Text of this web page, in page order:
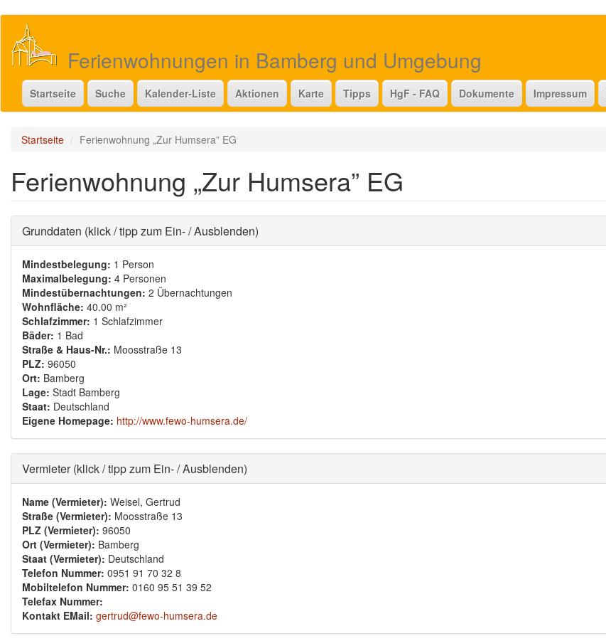
Direkt
Inhalt
Ferienwohnungen in Bamberg und Umgebung
Startseite Suche Kalender-Liste Aktionen Karte Tipps HgF - FAQ Dokumente Impressum
Startseite Ferienwohnung „Zur Humsera” EG
Ferienwohnung „Zur Humsera” EG
Ausblenden
Grunddaten (klick / tipp zum Ein- / Ausblenden)
Mindestbelegung: 1 Person
Maximalbelegung: 4 Personen
Mindestübernachtungen: 2 Übernachtungen
Wohnfläche: 40.00 m²
Schlafzimmer: 1 Schlafzimmer
Bäder: 1 Bad
Straße & Haus-Nr.: Moosstraße 13
PLZ: 96050
Ort: Bamberg
Lage: Stadt Bamberg
Staat: Deutschland
Eigene Homepage: http://www.fewo-humsera.de/
Ausblenden
Vermieter (klick / tipp zum Ein- / Ausblenden)
Name (Vermieter): Weisel, Gertrud
Straße (Vermieter): Moosstraße 13
PLZ (Vermieter): 96050
Ort (Vermieter): Bamberg
Staat (Vermieter): Deutschland
Telefon Nummer: 0951 91 70 32 8
Mobiltelefon Nummer: 0160 95 51 39 52
Telefax Nummer:
Kontakt EMail: gertrud@fewo-humsera.de